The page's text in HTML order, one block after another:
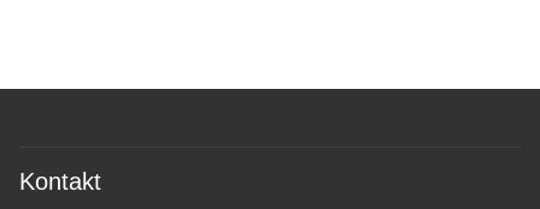
Kontakt